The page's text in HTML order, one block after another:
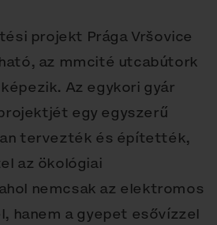
projekt Prága Vršovice
az mmcité utcabútork
Az egykori gyár
egy egyszerű
tervezték és építették,
az ökológiai
nemcsak az elektromos
hanem a gyepet esővízzel